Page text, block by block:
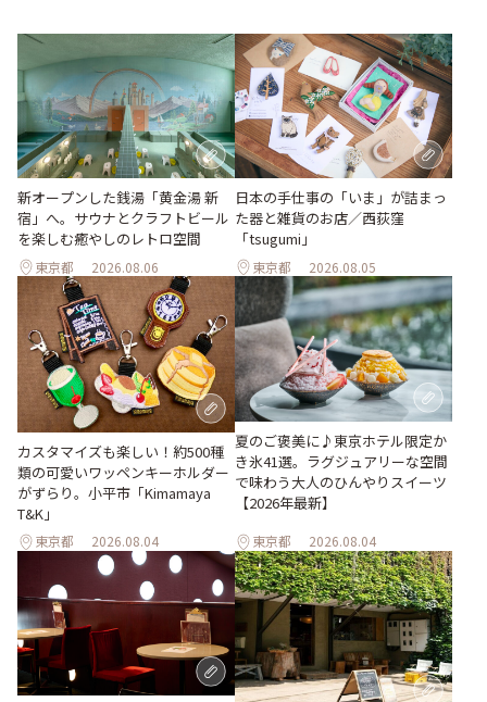
新オープンした銭湯「黄金湯 新
宿」へ。サウナとクラフトビール
を楽しむ癒やしのレトロ空間
東京都 2026.08.06
日本の手仕事の「いま」が詰まっ
た器と雑貨のお店／西荻窪
「tsugumi」
東京都 2026.08.05
カスタマイズも楽しい！約500種
類の可愛いワッペンキーホルダー
がずらり。小平市「Kimamaya
T&K」
東京都 2026.08.04
夏のご褒美に♪東京ホテル限定か
き氷41選。ラグジュアリーな空間
で味わう大人のひんやりスイーツ
【2026年最新】
東京都 2026.08.04